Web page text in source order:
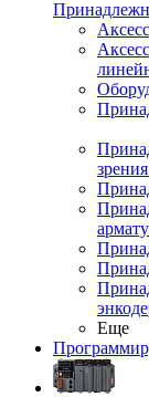
зрения
Еще